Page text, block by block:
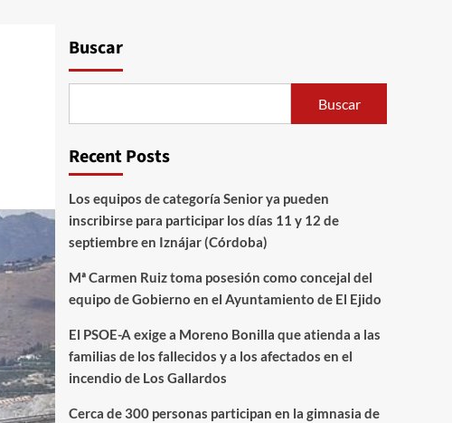
Buscar
Buscar
Recent Posts
Los equipos de categoría Senior ya pueden
inscribirse para participar los días 11 y 12 de
septiembre en Iznájar (Córdoba)
Mª Carmen Ruiz toma posesión como concejal del
equipo de Gobierno en el Ayuntamiento de El Ejido
El PSOE-A exige a Moreno Bonilla que atienda a las
familias de los fallecidos y a los afectados en el
incendio de Los Gallardos
Cerca de 300 personas participan en la gimnasia de